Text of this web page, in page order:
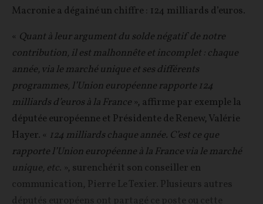
Macronie a dégainé un chiffre : 124 milliards d’euros.
« Quant à leur argument du solde négatif de notre
contribution, il est malhonnête et incomplet : chaque
année, via le marché unique et ses différents
programmes, l’Union européenne rapporte 124
milliards d’euros à la France », affirme par exemple la
députée européenne et Présidente de Renew, Valérie
Hayer. « 124 milliards chaque année. C’est ce que
rapporte l’Union européenne à la France via le marché
unique, etc. », surenchérit son conseiller en
communication, Pierre Le Texier. Plusieurs autres